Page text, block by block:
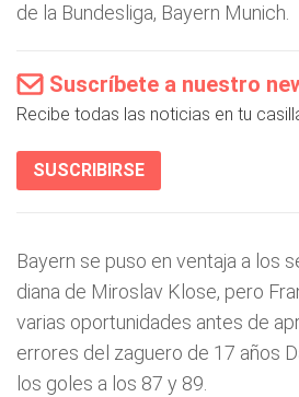
de la Bundesliga, Bayern Munich.
Suscríbete a nuestro
Recibe todas las noticias en tu
SUSCRIBIRSE
Bayern se puso en ventaja a los
diana de Miroslav Klose, pero
varias oportunidades antes de
errores del zaguero de 17 años
los goles a los 87 y 89.